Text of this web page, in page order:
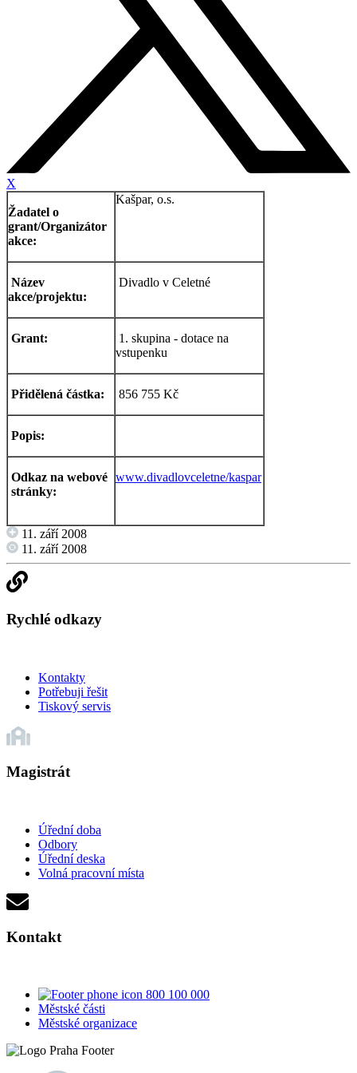
X
Žadatel o
grant/Organizátor
akce:
Kašpar, o.s.
Název
akce/projektu:
Divadlo v Celetné
Grant:
1. skupina - dotace na
vstupenku
Přidělená částka: 856 755 Kč
Popis:
Odkaz na webové
stránky:
www.divadlovceletne/kaspar
11. září 2008
11. září 2008
Rychlé odkazy
Kontakty
Potřebuji řešit
Tiskový servis
Magistrát
Úřední doba
Odbory
Úřední deska
Volná pracovní místa
Kontakt
800 100 000
Městské části
Městské organizace